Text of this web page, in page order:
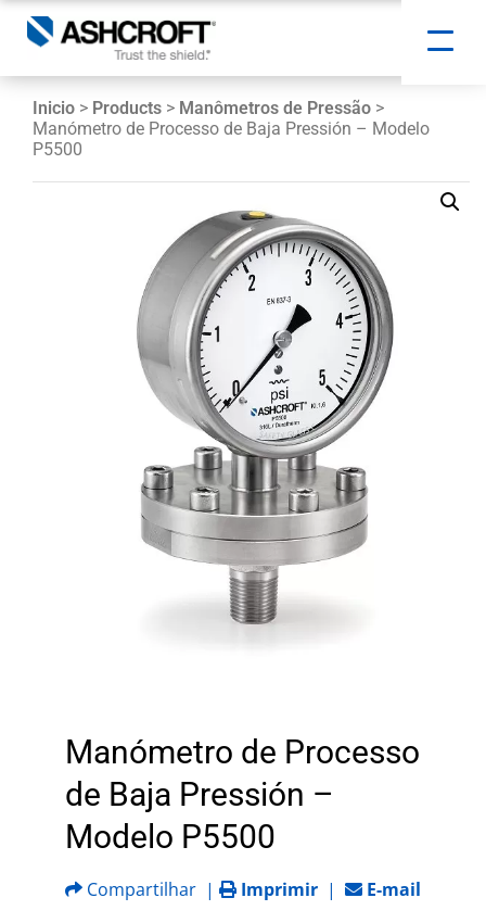
Inicio > Products > Manômetros de Pressão >
Manómetro de Processo de Baja Pressión – Modelo
P5500
Manómetro de Processo
de Baja Pressión –
Modelo P5500
Compartilhar | Imprimir | E-mail